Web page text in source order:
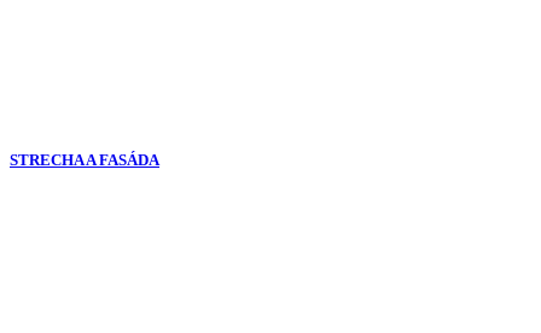
STRECHA A FASÁDA